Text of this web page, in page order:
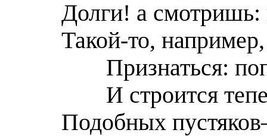
Долги! а смотришь:
Такой-то,
Признаться:
И строится
Подобных